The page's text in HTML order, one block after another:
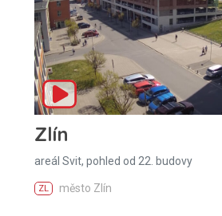
Zlín
areál Svit, pohled od 22. budovy
ZL město Zlín